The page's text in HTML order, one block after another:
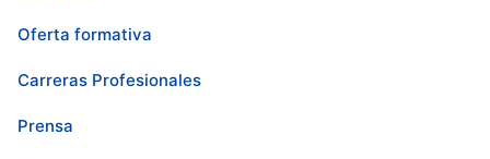
Oferta formativa
Carreras Profesionales
Prensa